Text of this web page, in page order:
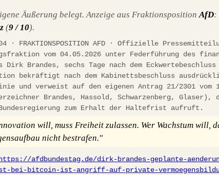
Äußerung belegt. Anzeige aus FraktionspositionAfD:
(9 / 10).
· FRAKTIONSPOSITION AFD · Offizielle
vom 04.05.2026 unter Federführung des
Dirk Brandes, sechs Tage nach dem Eckwertebeschluss
bekräftigt nach dem Kabinettsbeschluss
und verweist auf den eigenen Antrag 21/2301 vom
Brandes, Hassold, Schwarzenberg, Glaser),
zum Erhalt der Haltefrist aufruft.
will, muss Freiheit zulassen. Wer Wachstum will,
nicht bestrafen."
https://afdbundestag.de/dirk-brandes-geplante-
bei-bitcoin-ist-angriff-auf-private-